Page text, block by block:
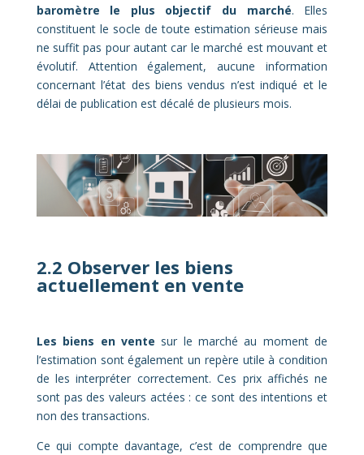
baromètre le plus objectif du marché. Elles
constituent le socle de toute estimation sérieuse mais
ne suffit pas pour autant car le marché est mouvant et
évolutif. Attention également, aucune information
concernant l’état des biens vendus n’est indiqué et le
délai de publication est décalé de plusieurs mois.
2.2 Observer les biens
actuellement en vente
Les biens en vente sur le marché au moment de
l’estimation sont également un repère utile à condition
de les interpréter correctement. Ces prix affichés ne
sont pas des valeurs actées : ce sont des intentions et
non des transactions.
Ce qui compte davantage, c’est de comprendre que